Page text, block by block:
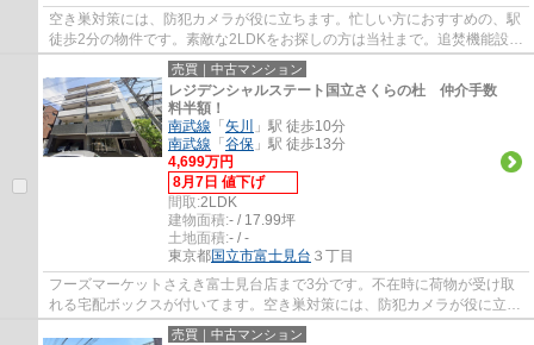
空き巣対策には、防犯カメラが役に立ちます。忙しい方におすすめの、駅
徒歩2分の物件です。素敵な2LDKをお探しの方は当社まで。追焚機能設置
の浴室なので翌日の入浴にも利便性が高いで...
売買｜中古マンション
レジデンシャルステート国立さくらの杜 仲介手数
料半額！
南武線 「 矢川
」駅 徒歩10分
南武線 「 谷保 」駅 徒歩13分
4,699万円
8月7日 値下げ
間取:2LDK
建物面積:- / 17.99坪
土地面積:- / -
東京都国立市富士見台 ３丁目
フーズマーケットさえき富士見台店まで3分です。不在時に荷物が受け取
れる宅配ボックスが付いてます。空き巣対策には、防犯カメラが役に立ち
ます。エージーホームは確かな不動産情報を...
売買｜中古マンション